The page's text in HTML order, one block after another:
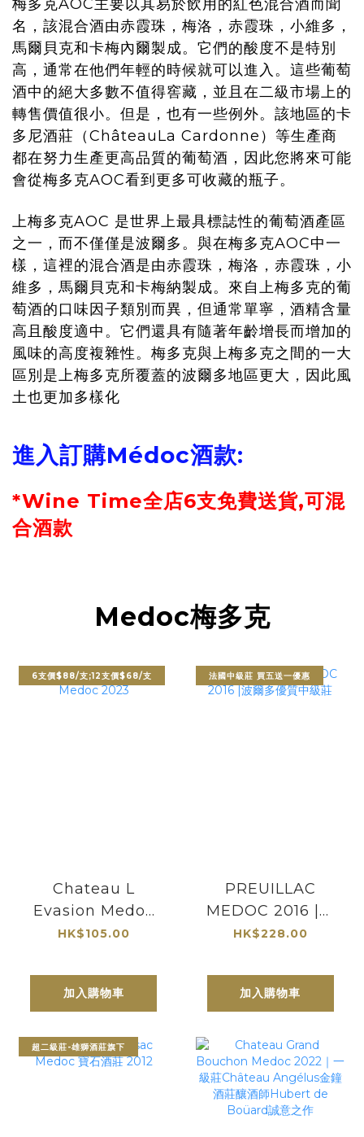
梅多克AOC主要以其易於飲用的紅色混合酒而聞
名，該混合酒由赤霞珠，梅洛，赤霞珠，小維多，
馬爾貝克和卡梅內爾製成。它們的酸度不是特別
高，通常在他們年輕的時候就可以進入。這些葡萄
酒中的絕大多數不值得窖藏，並且在二級市場上的
轉售價值很小。但是，也有一些例外。該地區的卡
多尼酒莊（ChâteauLa Cardonne）等生產商
都在努力生產更高品質的葡萄酒，因此您將來可能
會從梅多克AOC看到更多可收藏的瓶子。
上梅多克AOC 是世界上最具標誌性的葡萄酒產區
之一，而不僅僅是波爾多。與在梅多克AOC中一
樣，這裡的混合酒是由赤霞珠，梅洛，赤霞珠，小
維多，馬爾貝克和卡梅納製成。來自上梅多克的葡
萄酒的口味因子類別而異，但通常單寧，酒精含量
高且酸度適中。它們還具有隨著年齡增長而增加的
風味的高度複雜性。梅多克與上梅多克之間的一大
區別是上梅多克所覆蓋的波爾多地區更大，因此風
土也更加多樣化
進入訂購Médoc酒款:
*Wine Time全店6支免費送貨,可混
合酒款
Medoc梅多克
6支價$88/支;12支價$68/支
Chateau L
Evasion Medoc
2023
HK$105.00
加入購物車
法國中級莊 買五送一優惠
PREUILLAC
MEDOC 2016 |波
爾多優質中級莊
HK$228.00
加入購物車
超二級莊-雄獅酒莊旗下